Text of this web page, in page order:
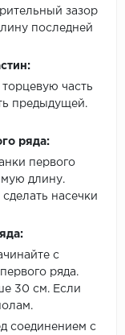
зазор
последней
торцевую часть
предыдущей.
ряда:
первого
длину.
насечки
с
ряда.
30 см. Если
соединением с